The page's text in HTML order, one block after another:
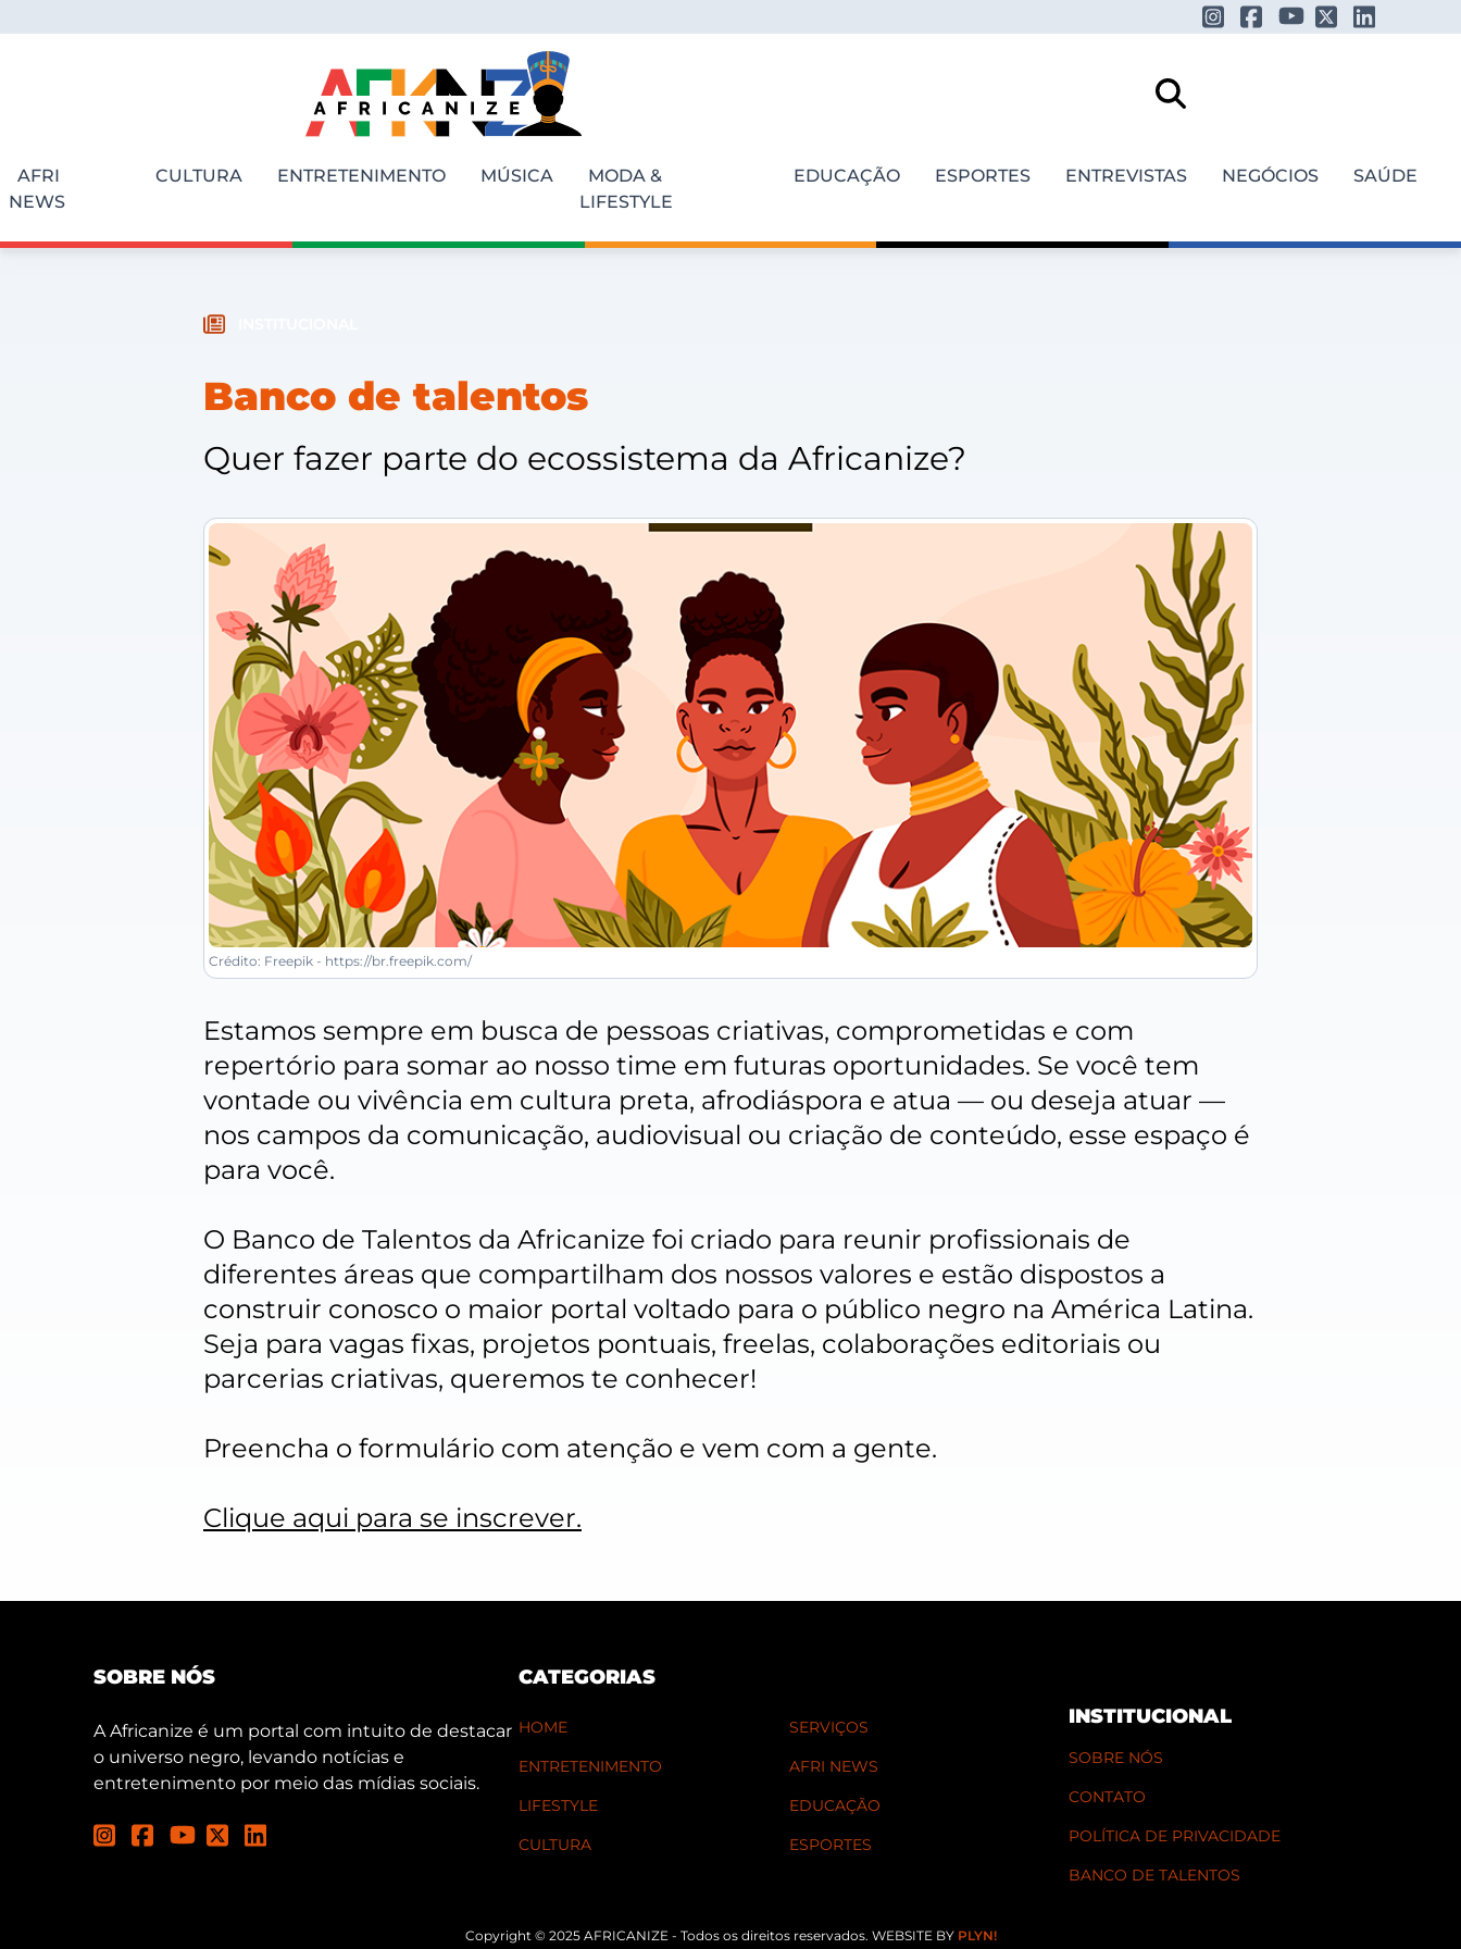
AFRI
NEWS
CULTURA ENTRETENIMENTO MÚSICA
MODA &
LIFESTYLE
EDUCAÇÃO ESPORTES ENTREVISTAS NEGÓCIOS SAÚDE
Banco de talentos
Quer fazer parte do ecossistema da Africanize?
Crédito: Freepik - https://br.freepik.com/
Estamos sempre em busca de pessoas criativas, comprometidas e com
repertório para somar ao nosso time em futuras oportunidades. Se você tem
vontade ou vivência em cultura preta, afrodiáspora e atua — ou deseja atuar —
nos campos da comunicação, audiovisual ou criação de conteúdo, esse espaço é
para você.
O Banco de Talentos da Africanize foi criado para reunir profissionais de
diferentes áreas que compartilham dos nossos valores e estão dispostos a
construir conosco o maior portal voltado para o público negro na América Latina.
Seja para vagas fixas, projetos pontuais, freelas, colaborações editoriais ou
parcerias criativas, queremos te conhecer!
Preencha o formulário com atenção e vem com a gente.
Clique aqui para se inscrever.
SOBRE NÓS
A Africanize é um portal com intuito de destacar
o universo negro, levando notícias e
entretenimento por meio das mídias sociais.
CATEGORIAS
HOME
ENTRETENIMENTO
LIFESTYLE
CULTURA
SERVIÇOS
AFRI NEWS
EDUCAÇÃO
ESPORTES
INSTITUCIONAL
SOBRE NÓS
CONTATO
POLÍTICA DE PRIVACIDADE
BANCO DE TALENTOS
Copyright © 2025 AFRICANIZE - Todos os direitos reservados. WEBSITE BY PLYN!